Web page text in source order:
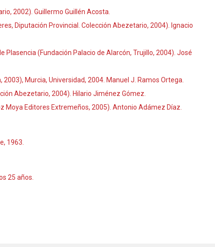
2002). Guillermo Guillén Acosta.
Diputación Provincial. Colección Abezetario, 2004). Ignacio
(Fundación Palacio de Alarcón, Trujillo, 2004). José
Murcia, Universidad, 2004. Manuel J. Ramos Ortega.
Abezetario, 2004). Hilario Jiménez Gómez.
Moya Editores Extremeños, 2005). Antonio Adámez Díaz.
1963.
25 años.